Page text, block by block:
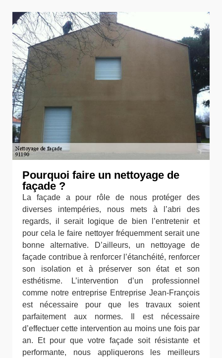
Pourquoi faire un nettoyage de
façade ?
La façade a pour rôle de nous protéger des
diverses intempéries, nous mets à l’abri des
regards, il serait logique de bien l’entretenir et
pour cela le faire nettoyer fréquemment serait une
bonne alternative. D’ailleurs, un nettoyage de
façade contribue à renforcer l’étanchéité, renforcer
son isolation et à préserver son état et son
esthétisme. L’intervention d’un professionnel
comme notre entreprise Entreprise Jean-François
est nécessaire pour que les travaux soient
parfaitement aux normes. Il est nécessaire
d’effectuer cette intervention au moins une fois par
an. Et pour que votre façade soit résistante et
performante, nous appliquerons les meilleurs